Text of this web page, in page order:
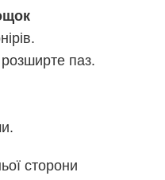
паз.
сторони